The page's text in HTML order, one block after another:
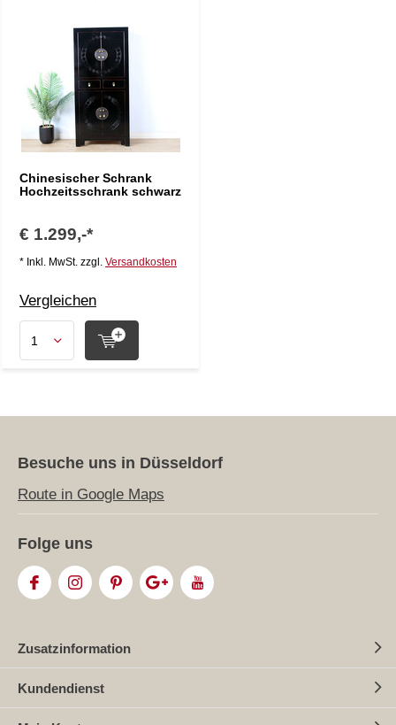
Chinesischer Schrank
Hochzeitsschrank schwarz
€ 1.299,-*
* Inkl. MwSt. zzgl. Versandkosten
Vergleichen
Besuche uns in Düsseldorf
Route in Google Maps
Folge uns
Zusatzinformation
Kundendienst